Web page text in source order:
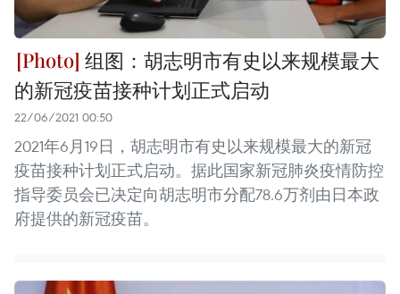
组图：胡志明市有史以来规模最大
的新冠疫苗接种计划正式启动
22/06/2021 00:50
2021年6月19日，胡志明市有史以来规模最大的新冠
疫苗接种计划正式启动。据此国家新冠肺炎疫情防控
指导委员会已决定向胡志明市分配78.6万剂由日本政
府提供的新冠疫苗。